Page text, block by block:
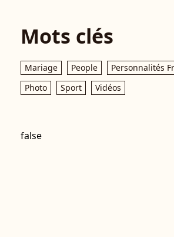
Mots clés
Mariage People Personnalités
Photo
Sport Vidéos
false